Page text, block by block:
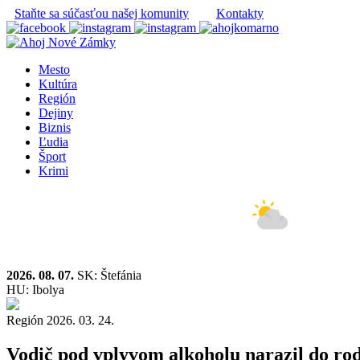
Staňte sa súčasťou našej komunity Kontakty
Mesto
Kultúra
Región
Dejiny
Biznis
Ľudia
Šport
Krimi
2026. 08. 07. SK: Štefánia
HU: Ibolya
Región 2026. 03. 24.
Vodič pod vplyvom alkoholu narazil do